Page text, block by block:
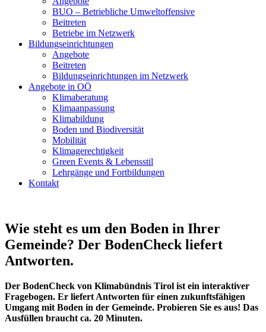
BUO – Betriebliche Umweltoffensive
Beitreten
Betriebe im Netzwerk
Bildungseinrichtungen
Angebote
Beitreten
Bildungseinrichtungen im Netzwerk
Angebote in OÖ
Klimaberatung
Klimaanpassung
Klimabildung
Boden und Biodiversität
Mobilität
Klimagerechtigkeit
Green Events & Lebensstil
Lehrgänge und Fortbildungen
Kontakt
Wie steht es um den Boden in Ihrer
Gemeinde? Der BodenCheck liefert
Antworten.
Der BodenCheck von Klimabündnis Tirol ist ein interaktiver
Fragebogen. Er liefert Antworten für einen zukunftsfähigen
Umgang mit Boden in der Gemeinde. Probieren Sie es aus! Das
Ausfüllen braucht ca. 20 Minuten.